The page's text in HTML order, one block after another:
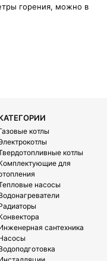
горения, можно в
котлы
котлы
для
насосы
сантехника